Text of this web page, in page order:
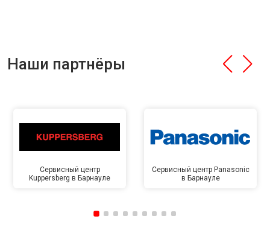
Наши партнёры
Сервисный центр
Kuppersberg в Барнауле
Сервисный центр Panasonic
в Барнауле